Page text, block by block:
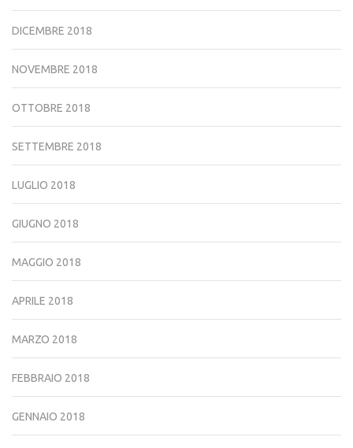
DICEMBRE 2018
NOVEMBRE 2018
OTTOBRE 2018
SETTEMBRE 2018
LUGLIO 2018
GIUGNO 2018
MAGGIO 2018
APRILE 2018
MARZO 2018
FEBBRAIO 2018
GENNAIO 2018